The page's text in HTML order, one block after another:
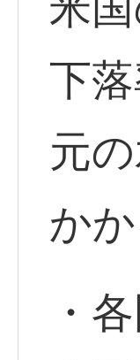
下
元
かか
・